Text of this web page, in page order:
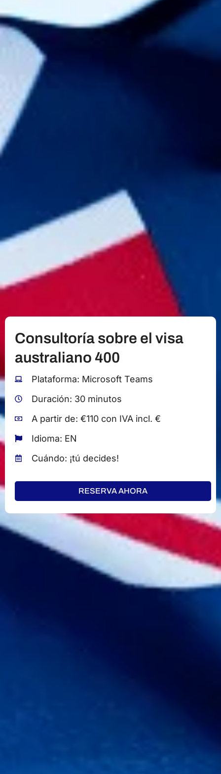
Consultoría sobre el visa
australiano 400
Plataforma: Microsoft Teams
Duración: 30 minutos
A partir de: €110 con IVA incl. €
Idioma: EN
Cuándo: ¡tú decides!
RESERVA AHORA